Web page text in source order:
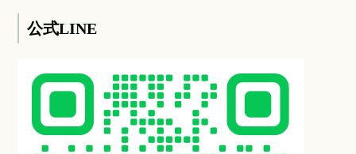
公式LINE